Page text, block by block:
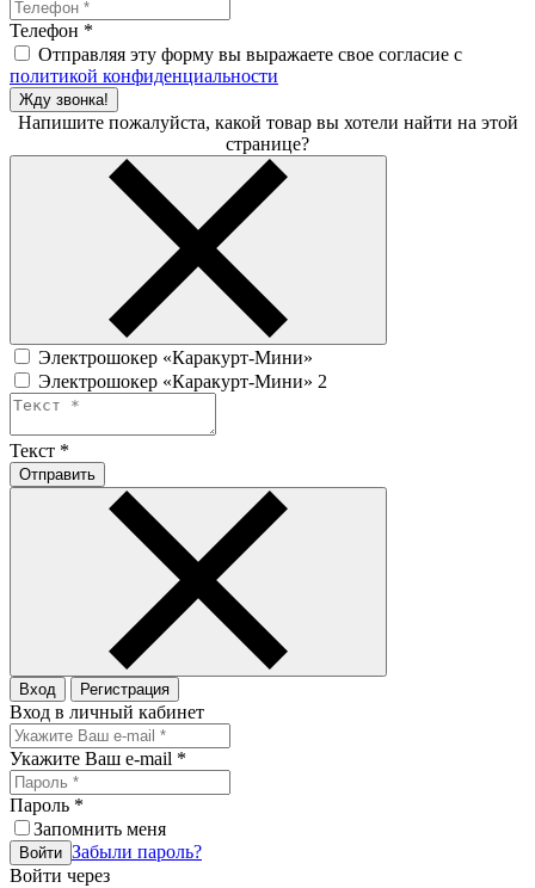
Телефон *
Отправляя эту форму вы выражаете свое согласие с
политикой конфиденциальности
Жду звонка!
Напишите пожалуйста, какой товар вы хотели найти на этой
странице?
Электрошокер «Каракурт-Мини»
Электрошокер «Каракурт-Мини» 2
Текст *
Отправить
Вход Регистрация
Вход в личный кабинет
Укажите Ваш e-mail *
Пароль *
Запомнить меня
Войти Забыли пароль?
Войти через